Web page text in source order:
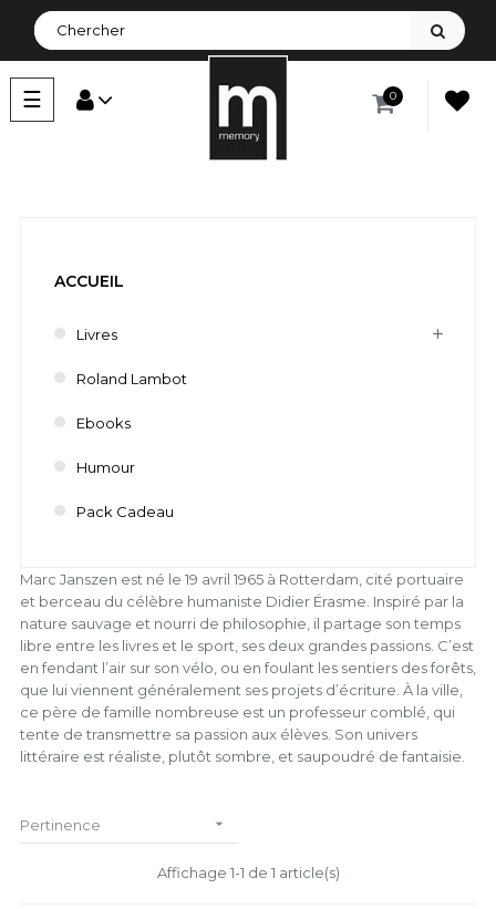
Basculer
la
☰ 0
ACCUEIL
Livres
Roland Lambot
Ebooks
Humour
Pack Cadeau
Marc Janszen est né le 19 avril 1965 à Rotterdam, cité portuaire
et berceau du célèbre humaniste Didier Érasme. Inspiré par la
nature sauvage et nourri de philosophie, il partage son temps
libre entre les livres et le sport, ses deux grandes passions. C’est
en fendant l’air sur son vélo, ou en foulant les sentiers des forêts,
que lui viennent généralement ses projets d’écriture. À la ville,
ce père de famille nombreuse est un professeur comblé, qui
tente de transmettre sa passion aux élèves. Son univers
littéraire est réaliste, plutôt sombre, et saupoudré de fantaisie.
Pertinence 
Affichage 1-1 de 1 article(s)